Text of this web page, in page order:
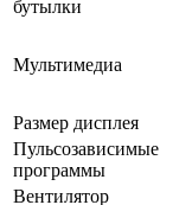
бутылки
Мультимедиа
Размер дисплея
Пульсозависимые
программы
Вентилятор